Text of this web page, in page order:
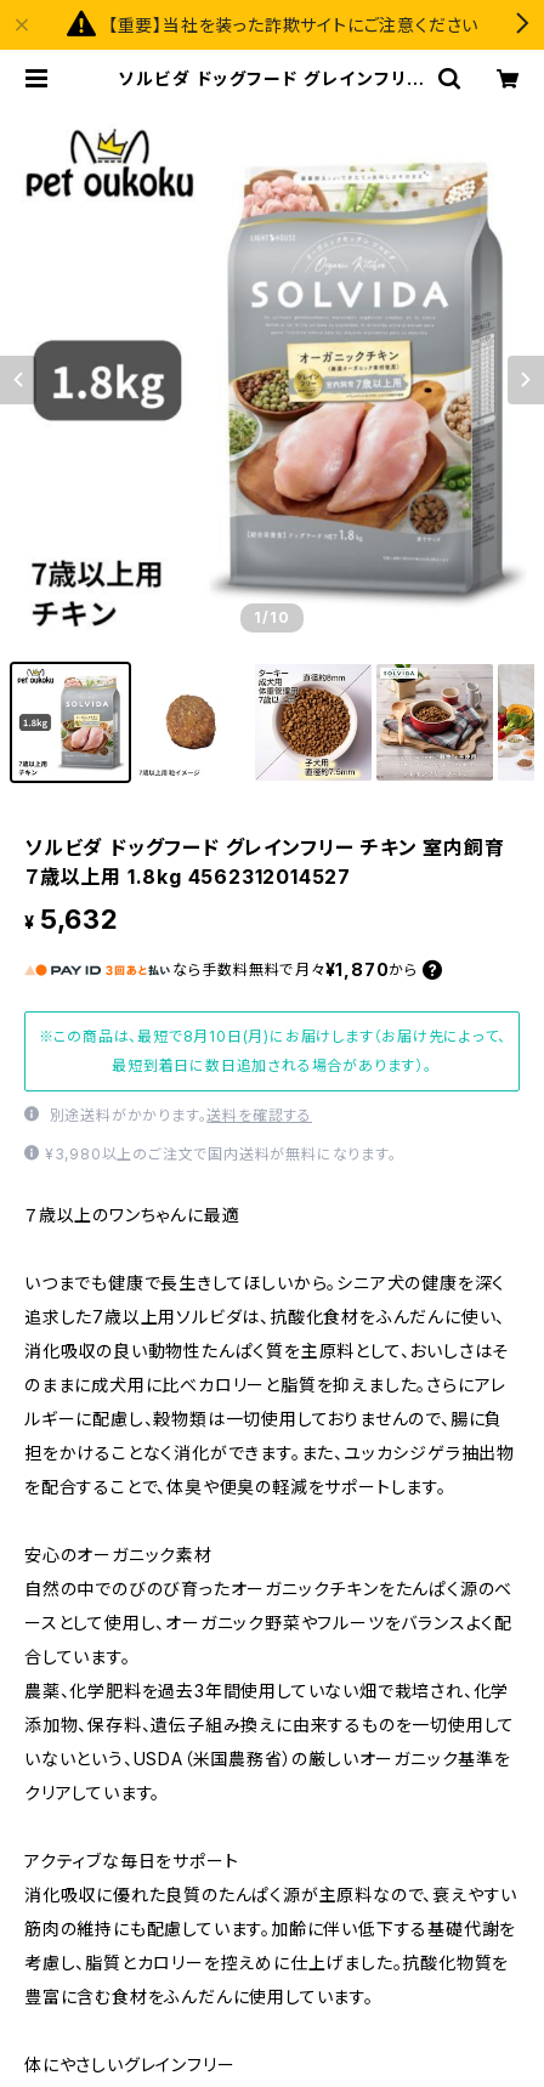
【重要】当社を装った詐欺サイトにご注意ください
ソルビダ ドッグフード グレインフリー
1 /10
ソルビダ ドッグフード グレインフリー チキン 室内飼育
７歳以上用 1.8kg 4562312014527
¥ 5,632
なら 手数料無料で 月々¥1,870から
※この商品は、最短で8月10日(月)にお届けします（お届け先によって、
最短到着日に数日追加される場合があります）。
別途送料がかかります。送料を確認する
¥3,980以上のご注文で国内送料が無料になります。
７歳以上のワンちゃんに最適
いつまでも健康で長生きしてほしいから。シニア犬の健康を深く
追求した7歳以上用ソルビダは、抗酸化食材をふんだんに使い、
消化吸収の良い動物性たんぱく質を主原料として、おいしさはそ
のままに成犬用に比べカロリーと脂質を抑えました。さらにアレ
ルギーに配慮し、穀物類は一切使用しておりませんので、腸に負
担をかけることなく消化ができます。また、ユッカシジゲラ抽出物
を配合することで、体臭や便臭の軽減をサポートします。
安心のオーガニック素材
自然の中でのびのび育ったオーガニックチキンをたんぱく源のベ
ースとして使用し、オーガニック野菜やフルーツをバランスよく配
合しています。
農薬、化学肥料を過去3年間使用していない畑で栽培され、化学
添加物、保存料、遺伝子組み換えに由来するものを一切使用して
いないという、USDA（米国農務省）の厳しいオーガニック基準を
クリアしています。
アクティブな毎日をサポート
消化吸収に優れた良質のたんぱく源が主原料なので、衰えやすい
筋肉の維持にも配慮しています。加齢に伴い低下する基礎代謝を
考慮し、脂質とカロリーを控えめに仕上げました。抗酸化物質を
豊富に含む食材をふんだんに使用しています。
体にやさしいグレインフリー